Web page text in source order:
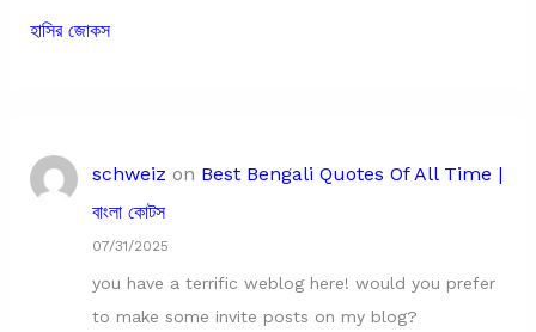
হাসির জোকস
schweiz on Best Bengali Quotes Of All Time |
বাংলা কোটস
07/31/2025
you have a terrific weblog here! would you prefer
to make some invite posts on my blog?